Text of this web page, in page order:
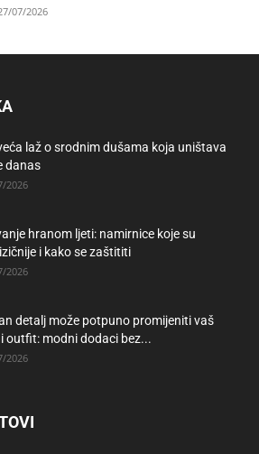
07/2026
laž o srodnim dušama koja uništava
danas
2026
hranom ljeti: namirnice koje su
i kako se zaštititi
2026
detalj može potpuno promijeniti vaš
outfit: modni dodaci bez...
2026